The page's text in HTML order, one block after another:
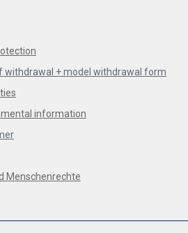
withdrawal + model withdrawal form
information
Menschenrechte